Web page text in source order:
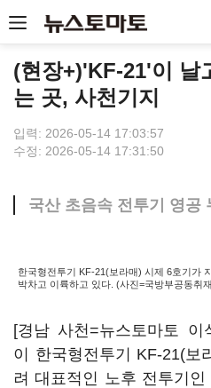
(현장+)'KF-21'이 날
는 곳, 사천기지
입력: 2026-05-14 17:03:57
수정: 2026-05-14 17:31:50
국산 초음속 전투기 영공
한국형전투기 KF-21(보라매) 시제 6호기가
박차고 이륙하고 있다. (사진=국방부공동취
[경남 사천=뉴스토마토 이
이 한국형전투기 KF-21(보
려 대표적인 노후 전투기